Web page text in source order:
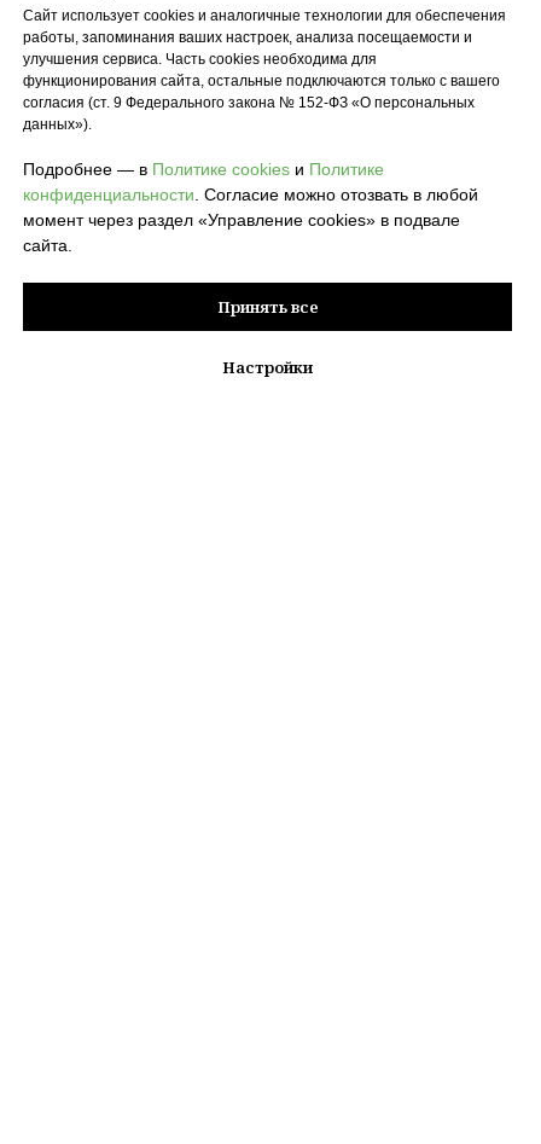
Сайт использует cookies и аналогичные технологии для обеспечения
работы, запоминания ваших настроек, анализа посещаемости и
улучшения сервиса. Часть cookies необходима для
функционирования сайта, остальные подключаются только с вашего
согласия (ст. 9 Федерального закона № 152-ФЗ «О персональных
данных»).
Подробнее — в Политике cookies и Политике
конфиденциальности. Согласие можно отозвать в любой
момент через раздел «Управление cookies» в подвале
сайта.
Принять все
Настройки